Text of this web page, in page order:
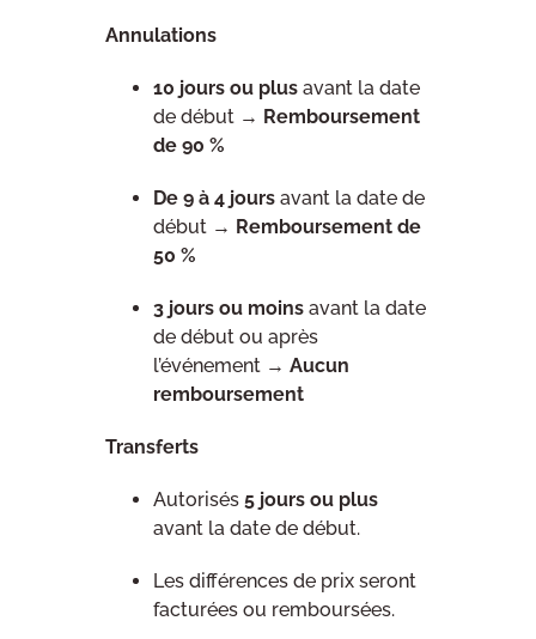
Annulations
10 jours ou plus avant la date
de début → Remboursement
de 90 %
De 9 à 4 jours avant la date de
début → Remboursement de
50 %
3 jours ou moins avant la date
de début ou après
l’événement →Aucun
remboursement
Transferts
Autorisés5 jours ou plus
avant la date de début.
Les différences de prix seront
facturées ou remboursées.